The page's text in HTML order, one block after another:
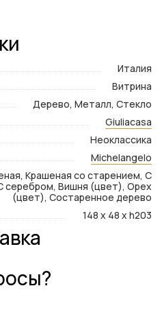
Италия
Витрина
Дерево, Металл, Стекло
Giuliacasa
Неоклассика
Michelangelo
Крашеная со старением, С
серебром, Вишня (цвет), Орех
(цвет), Состаренное дерево
148 x 48 x h203